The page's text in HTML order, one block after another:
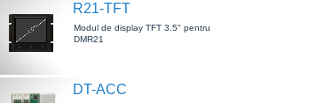
R21-TFT
Modul de display TFT 3.5" pentru
DMR21
DT-ACC